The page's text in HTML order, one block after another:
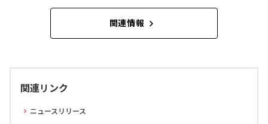
関連情報
関連リンク
ニュースリリース